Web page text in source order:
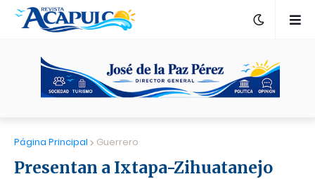
Página Principal Guerrero
Presentan a Ixtapa-Zihuatanejo